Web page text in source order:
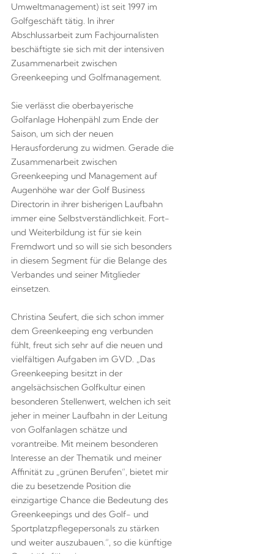
Umweltmanagement) ist seit 1997 im
Golfgeschäft tätig. In ihrer
Abschlussarbeit zum Fachjournalisten
beschäftigte sie sich mit der intensiven
Zusammenarbeit zwischen
Greenkeeping und Golfmanagement.
Sie verlässt die oberbayerische
Golfanlage Hohenpähl zum Ende der
Saison, um sich der neuen
Herausforderung zu widmen. Gerade die
Zusammenarbeit zwischen
Greenkeeping und Management auf
Augenhöhe war der Golf Business
Directorin in ihrer bisherigen Laufbahn
immer eine Selbstverständlichkeit. Fort-
und Weiterbildung ist für sie kein
Fremdwort und so will sie sich besonders
in diesem Segment für die Belange des
Verbandes und seiner Mitglieder
einsetzen.
Christina Seufert, die sich schon immer
dem Greenkeeping eng verbunden
fühlt, freut sich sehr auf die neuen und
vielfältigen Aufgaben im GVD. „Das
Greenkeeping besitzt in der
angelsächsischen Golfkultur einen
besonderen Stellenwert, welchen ich seit
jeher in meiner Laufbahn in der Leitung
von Golfanlagen schätze und
vorantreibe. Mit meinem besonderen
Interesse an der Thematik und meiner
Affinität zu „grünen Berufen“, bietet mir
die zu besetzende Position die
einzigartige Chance die Bedeutung des
Greenkeepings und des Golf- und
Sportplatzpflegepersonals zu stärken
und weiter auszubauen.“, so die künftige